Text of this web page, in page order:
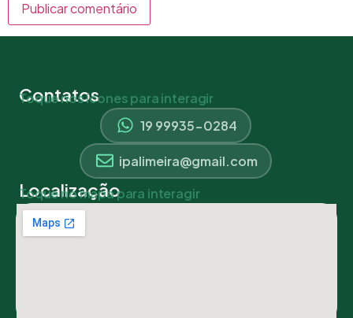
Contatos
Toque nos ícones para interagir
19 99935-0284
ipalimeira@gmail.com
Localização
Toque no mapa para interagir